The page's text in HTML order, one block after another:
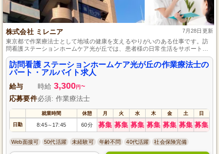
株式会社 ミレニア 7月28日更新
東京都で作業療法士として地域の健康を支えるやりがいのある仕事です。訪
問看護ステーションホームケア光が丘では、患者様の日常生活をサポート
し、その人らしい生活をお手伝いします。柔軟な勤務体系でプライベートも
充実させながら働けますし、Web面接も可能です。未経験でも一から指導さ
れるので、安心してスキルアップできます。この貴重な経験を通じて、生き
がいを感じながら働きませんか？
訪問看護 ステーションホームケア光が丘の作業療法士の
パート・アルバイト求人
給与 時給 3,300円 ~
応募要件必須: 作業療法士
就業時間 休憩 月 火 水 木 金 土 日
日勤 8:45～ 17:45 60分 募集 募集 募集 募集 募集 募集 募集
Web面接可 50代活躍 未経験可 年齢不問 40代活躍 社会保険完備